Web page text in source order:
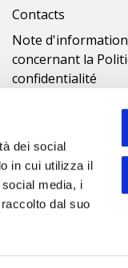
dei social
in cui utilizza il
media, i
dal suo
Contacts
Note d'information
concernant la
confidentialité
cookies
Accessibilità
Code éthique